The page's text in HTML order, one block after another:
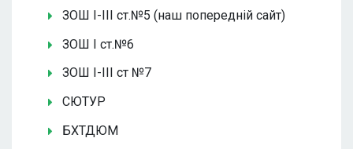
ЗОШ І-ІІІ ст.№5 (наш попередній сайт)
ЗОШ І ст.№6
ЗОШ І-ІІІ ст №7
СЮТУР
БХТДЮМ